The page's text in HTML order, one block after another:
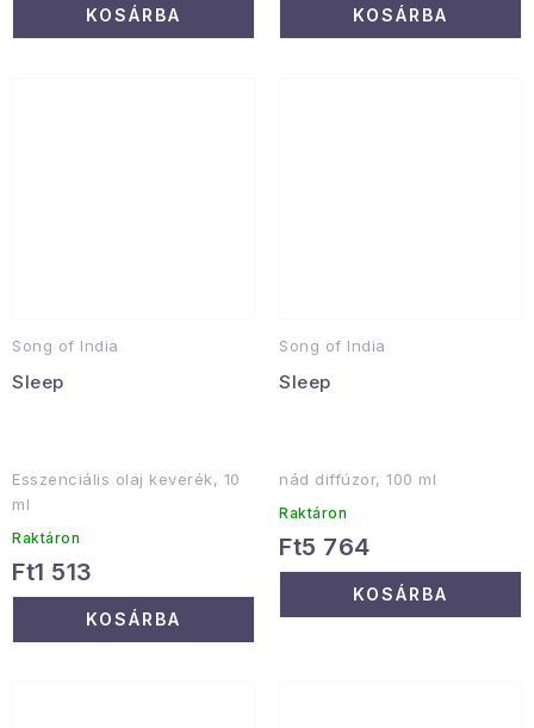
KOSÁRBA KOSÁRBA
Song of India
Sleep
Esszenciális olaj keverék, 10
ml
Raktáron
Ft1 513
KOSÁRBA
Song of India
Sleep
nád diffúzor, 100 ml
Raktáron
Ft5 764
KOSÁRBA